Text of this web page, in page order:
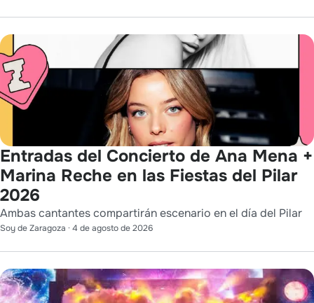
Entradas del Concierto de Ana Mena +
Marina Reche en las Fiestas del Pilar
2026
Ambas cantantes compartirán escenario en el día del Pilar
Soy de Zaragoza · 4 de agosto de 2026